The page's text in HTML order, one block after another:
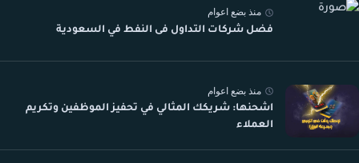
منذ بضع اعوام
فضل شركات التداول فى النفط في السعودية
منذ بضع اعوام
اشحنها: شريكك المثالي في تحفيز الموظفين وتكريم
العملاء